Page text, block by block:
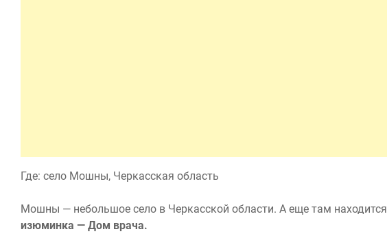
Где: село Мошны, Черкасская область
Мошны — небольшое село в Черкасской области. А еще там находится
изюминка — Дом врача.